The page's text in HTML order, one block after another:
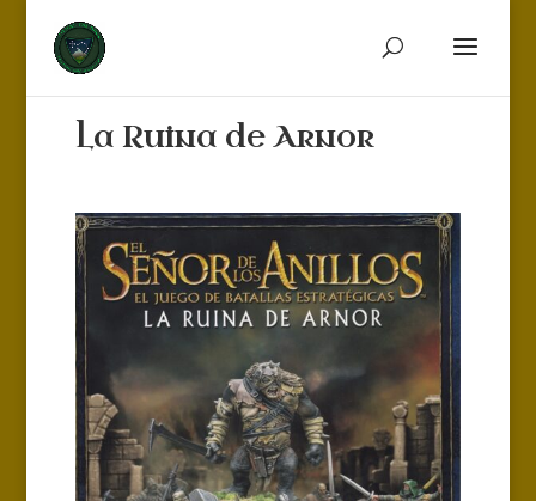
La Ruina de Arnor